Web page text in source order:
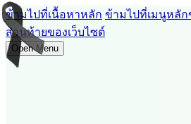
ข้ามไปที่เนื้อหาหลัก ข้ามไปที่เมนูหลัก
ส่วนท้ายของเว็บไซต์
Open Menu